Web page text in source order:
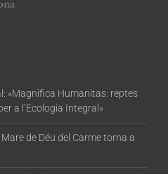
«Magnifica Humanitas: reptes
a l’Ecologia Integral»
de Déu del Carme torna a